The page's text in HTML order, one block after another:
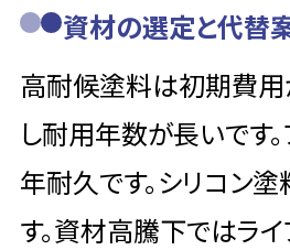
資材の選定と代替
高耐候塗料は初期費用
し耐用年数が長いです
年耐久です。シリコン
す。資材高騰下ではラ